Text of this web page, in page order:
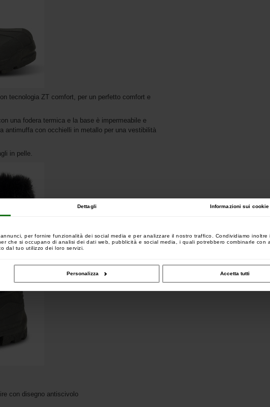
Dettagli Informazioni sui cookie
per fornire funzionalità dei social media e per analizzare il nostro traffico. Condividiamo inoltre
che si occupano di analisi dei dati web, pubblicità e social media, i quali potrebbero combinarle con
dal tuo utilizzo dei loro servizi.
Personalizza Accetta tutti
tecnologia ZT comfort, per un perfetto comfort e
una fodera termica e la base è impermeabile e
antimuffa con occhielli in metallo per una vestibilità
in pelle.
con disegno antiscivolo